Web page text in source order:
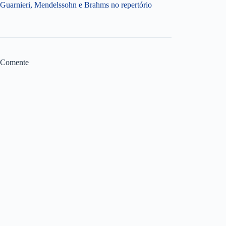
Guarnieri, Mendelssohn e Brahms no repertório
Comente